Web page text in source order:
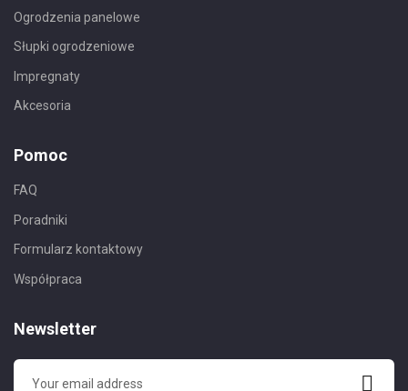
Ogrodzenia panelowe
Słupki ogrodzeniowe
Impregnaty
Akcesoria
Pomoc
FAQ
Poradniki
Formularz kontaktowy
Współpraca
Newsletter